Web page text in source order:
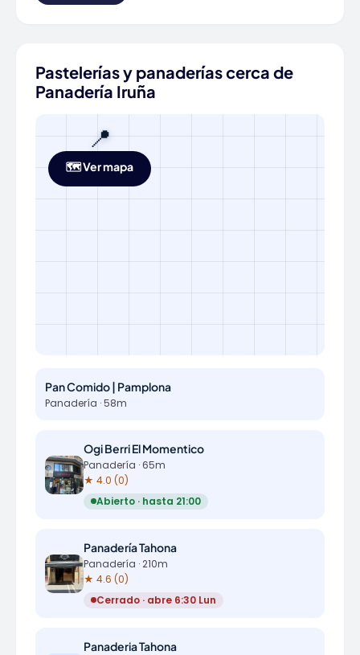
Pastelerías y panaderías cerca de
Panadería Iruña
📍
🗺️ Ver mapa
Pan Comido | Pamplona
Panadería · 58m
Ogi Berri El Momentico
Panadería · 65m
★ 4.0 (0)
Abierto · hasta 21:00
Panadería Tahona
Panadería · 210m
★ 4.6 (0)
Cerrado · abre 6:30 Lun
Panaderia Tahona